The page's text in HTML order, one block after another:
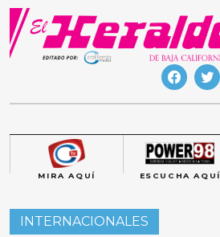
Skip
content
MIRA AQUÍ ESCUCHA AQUÍ
INTERNACIONALES